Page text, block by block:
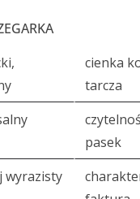
cienka
tarcza
pasek
wyrazisty